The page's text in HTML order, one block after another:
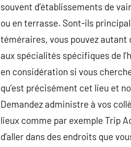
souvent d’établissements de
ou en terrasse. Sont-ils
téméraires, vous pouvez autant
aux spécialités spécifiques de
en considération si vous
qu’est précisément cet lieu et
Demandez administre à vos
lieux comme par exemple Trip
d’aller dans des endroits que